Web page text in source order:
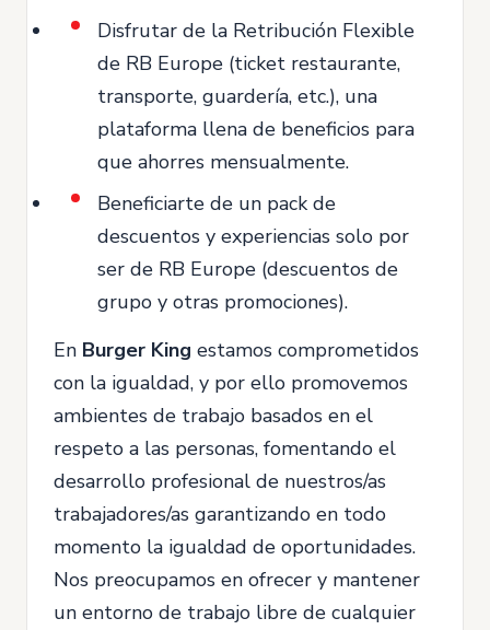
Disfrutar de la Retribución Flexible
de RB Europe (ticket restaurante,
transporte, guardería, etc.), una
plataforma llena de beneficios para
que ahorres mensualmente.
Beneficiarte de un pack de
descuentos y experiencias solo por
ser de RB Europe (descuentos de
grupo y otras promociones).
En Burger King estamos comprometidos
con la igualdad, y por ello promovemos
ambientes de trabajo basados en el
respeto a las personas, fomentando el
desarrollo profesional de nuestros/as
trabajadores/as garantizando en todo
momento la igualdad de oportunidades.
Nos preocupamos en ofrecer y mantener
un entorno de trabajo libre de cualquier